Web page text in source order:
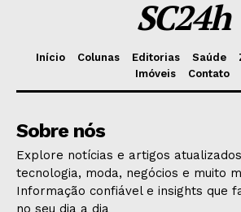
SC24h
Início Colunas Editorias Saúde
Imóveis
Contato
Sobre nós
Explore notícias e artigos
tecnologia, moda, negócios e muito
Informação confiável e insights que
no seu dia a dia